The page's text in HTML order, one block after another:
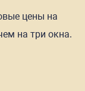
цены на
на три окна.